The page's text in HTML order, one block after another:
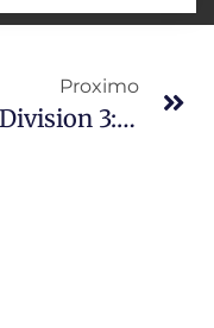
Proximo
The Division 3: Ubisoft Promete Um ‘Monstro’ Que Vai ABALAR TUDO!